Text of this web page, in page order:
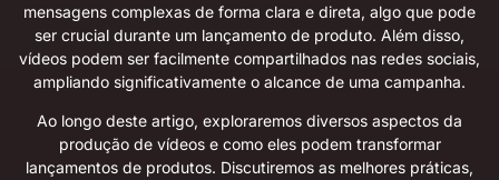
mensagens complexas de forma clara e direta, algo que pode
ser crucial durante um lançamento de produto. Além disso,
vídeos podem ser facilmente compartilhados nas redes sociais,
ampliando significativamente o alcance de uma campanha.
Ao longo deste artigo, exploraremos diversos aspectos da
produção de vídeos e como eles podem transformar
lançamentos de produtos. Discutiremos as melhores práticas,